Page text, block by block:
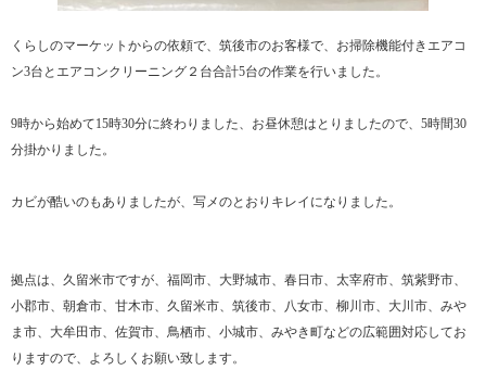
くらしのマーケットからの依頼で、筑後市のお客様で、お掃除機能付きエアコ
ン3台とエアコンクリーニング２台合計5台の作業を行いました。
9時から始めて15時30分に終わりました、お昼休憩はとりましたので、5時間30
分掛かりました。
カビが酷いのもありましたが、写メのとおりキレイになりました。
拠点は、久留米市ですが、福岡市、大野城市、春日市、太宰府市、筑紫野市、
小郡市、朝倉市、甘木市、久留米市、筑後市、八女市、柳川市、大川市、みや
ま市、大牟田市、佐賀市、鳥栖市、小城市、みやき町などの広範囲対応してお
りますので、よろしくお願い致します。